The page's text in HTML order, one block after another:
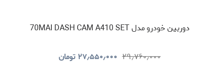
دوربین خودرو مدل 70MAI DASH CAM A410 SET
۲۹٫۷۶۰٫۰۰۰ ۲۷٫۵۵۰٫۰۰۰ تومان